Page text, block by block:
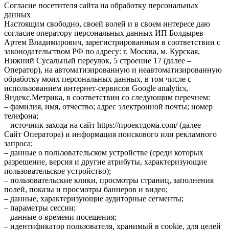
Согласие посетителя сайта на обработку персональных
данных
Настоящим свободно, своей волей и в своем интересе даю
согласие оператору персональных данных ИП Болдырев
Артем Владимирович, зарегистрированным в соответствии с
законодательством РФ по адресу: г. Москва, м. Курская,
Нижний Сусальный переулок, 5 строение 17 (далее –
Оператор), на автоматизированную и неавтоматизированную
обработку моих персональных данных, в том числе с
использованием интернет-сервисов Google analytics,
Яндекс.Метрика, в соответствии со следующим перечнем:
– фамилия, имя, отчество; адрес электронной почты; номер
телефона;
– источник захода на сайт https://проектдома.com/ (далее –
Сайт Оператора) и информация поискового или рекламного
запроса;
– данные о пользовательском устройстве (среди которых
разрешение, версия и другие атрибуты, характеризующие
пользовательское устройство);
– пользовательские клики, просмотры страниц, заполнения
полей, показы и просмотры баннеров и видео;
– данные, характеризующие аудиторные сегменты;
– параметры сессии;
– данные о времени посещения;
– идентификатор пользователя, хранимый в cookie, для целей